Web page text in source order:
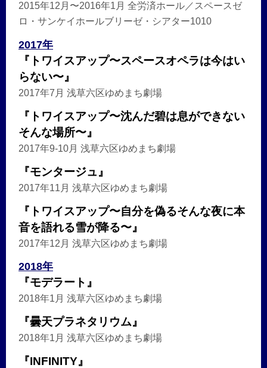
2015年12月〜2016年1月 全労済ホール／スペースゼ
ロ・サンケイホールブリーゼ・シアター1010
2017年
『トワイスアップ〜スペースオペラは今はい
らない〜』
2017年7月 浅草六区ゆめまち劇場
『トワイスアップ〜沈んだ碧は息ができない
そんな場所〜』
2017年9-10月 浅草六区ゆめまち劇場
『モンタージュ』
2017年11月 浅草六区ゆめまち劇場
『トワイスアップ〜自分を偽るそんな夜に本
音を語れる雪が降る〜』
2017年12月 浅草六区ゆめまち劇場
2018年
『モデラート』
2018年1月 浅草六区ゆめまち劇場
『曇天プラネタリウム』
2018年1月 浅草六区ゆめまち劇場
『INFINITY』